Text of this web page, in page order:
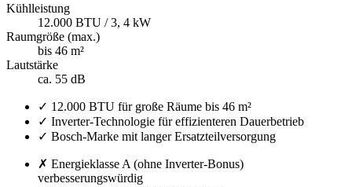
Kühlleistung
12.000 BTU / 3, 4 kW
Raumgröße (max.)
bis 46 m²
Lautstärke
ca. 55 dB
✓ 12.000 BTU für große Räume bis 46 m²
✓ Inverter-Technologie für effizienteren Dauerbetrieb
✓ Bosch-Marke mit langer Ersatzteilversorgung
✗ Energieklasse A (ohne Inverter-Bonus)
verbesserungswürdig